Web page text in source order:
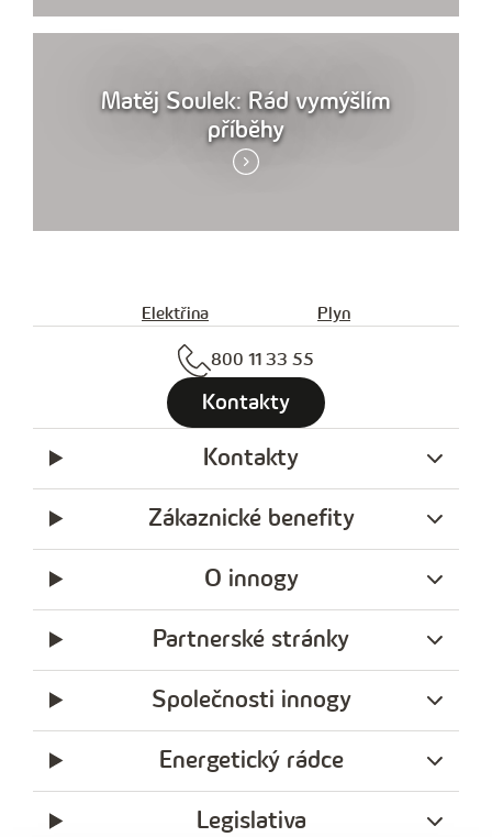
Matěj Soulek: Rád vymýšlím
příběhy
Elektřina Plyn
800 11 33 55
Kontakty
Kontakty
Zákaznické benefity
O innogy
Partnerské stránky
Společnosti innogy
Energetický rádce
Legislativa